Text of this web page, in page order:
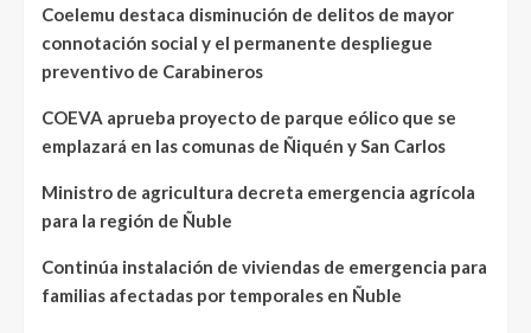
Coelemu destaca disminución de delitos de mayor
connotación social y el permanente despliegue
preventivo de Carabineros
COEVA aprueba proyecto de parque eólico que se
emplazará en las comunas de Ñiquén y San Carlos
Ministro de agricultura decreta emergencia agrícola
para la región de Ñuble
Continúa instalación de viviendas de emergencia para
familias afectadas por temporales en Ñuble